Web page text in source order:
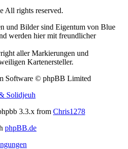
All rights reserved.
und Bilder sind Eigentum von Blue
werden hier mit freundlicher
aller Markierungen und
Kartenersteller.
Software © phpBB Limited
Solidjeuh
3.3.x from Chris1278
phpBB.de